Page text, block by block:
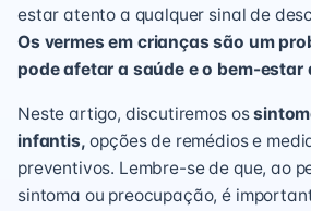
estar atento a qualquer sinal de
Os vermes em crianças são um
pode afetar a saúde e o bem-estar
Neste artigo, discutiremos os
infantis, opções de remédios e
preventivos. Lembre-se de que, ao
sintoma ou preocupação, é